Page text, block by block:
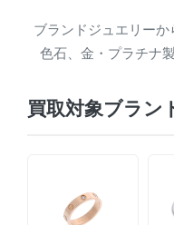
ブランドジュエリーか
色石、金・プラチナ
買取対象ブラン